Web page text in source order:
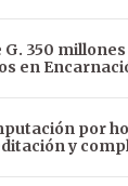
G. 350
en
por
y